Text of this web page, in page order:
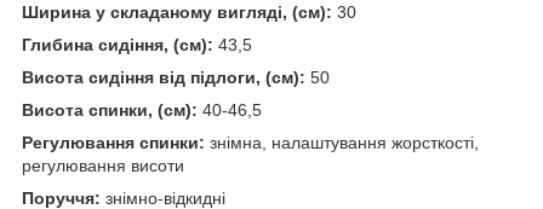
Ширина у складаному вигляді, (см): 30
Глибина сидіння, (см): 43,5
Висота сидіння від підлоги, (см): 50
Висота спинки, (см): 40-46,5
Регулювання спинки: знімна, налаштування жорсткості,
регулювання висоти
Поруччя: знімно-відкидні